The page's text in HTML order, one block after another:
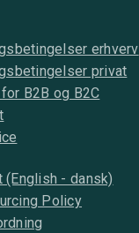
erhverv
privat
B2B og B2C
(English - dansk)
Policy